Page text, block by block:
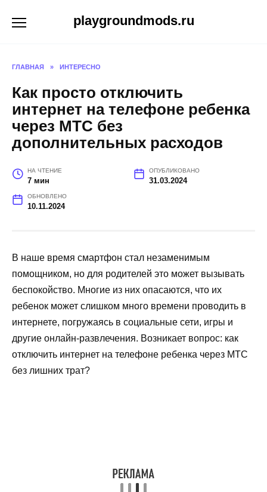
playgroundmods.ru
ГЛАВНАЯ » ИНТЕРЕСНО
Как просто отключить
интернет на телефоне ребенка
через МТС без
дополнительных расходов
НА ЧТЕНИЕ
7 мин
ОПУБЛИКОВАНО
31.03.2024
ОБНОВЛЕНО
10.11.2024
В наше время смартфон стал незаменимым
помощником, но для родителей это может вызывать
беспокойство. Многие из них опасаются, что их
ребенок может слишком много времени проводить в
интернете, погружаясь в социальные сети, игры и
другие онлайн-развлечения. Возникает вопрос: как
отключить интернет на телефоне ребенка через МТС
без лишних трат?